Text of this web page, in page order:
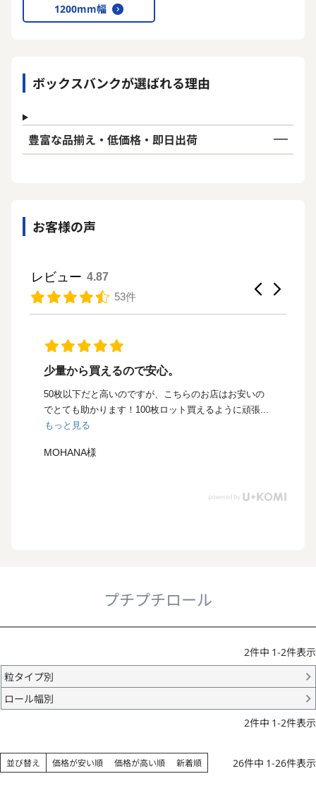
1200mm幅
ボックスバンクが選ばれる理由
豊富な品揃え・低価格・即日出荷
お客様の声
レビュー 4.87
53件
安心して利用しています
長くハンドメイド作品を制作・販売できるのは、継続
的に提供してもらえるからです。これからもよろしく
お願... もっと見る
ともじい様
プチプチロール
2件中 1-2件表示
粒タイプ別
ロール幅別
2件中 1-2件表示
並び替え 価格が安い順 価格が高い順 新着順 26件中 1-26件表示